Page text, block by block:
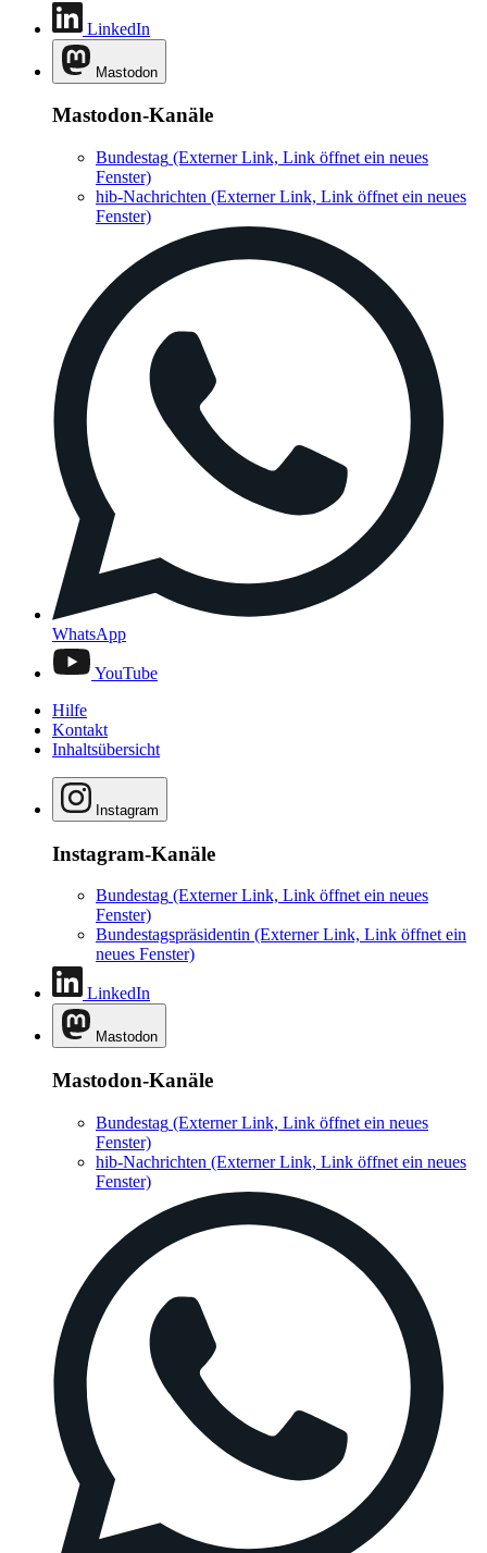
LinkedIn
Mastodon
Mastodon-Kanäle
Bundestag (Externer Link, Link öffnet ein neues
Fenster)
hib-Nachrichten (Externer Link, Link öffnet ein neues
Fenster)
WhatsApp
YouTube
Hilfe
Kontakt
Inhaltsübersicht
Instagram
Instagram-Kanäle
Bundestag (Externer Link, Link öffnet ein neues
Fenster)
Bundestagspräsidentin (Externer Link, Link öffnet ein
neues Fenster)
LinkedIn
Mastodon
Mastodon-Kanäle
Bundestag (Externer Link, Link öffnet ein neues
Fenster)
hib-Nachrichten (Externer Link, Link öffnet ein neues
Fenster)